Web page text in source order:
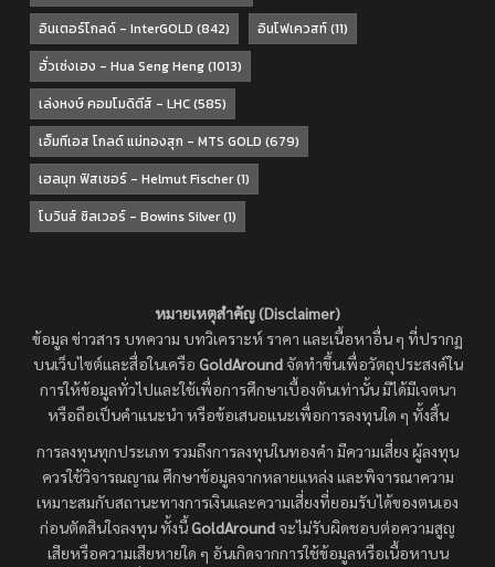
อินเตอร์โกลด์ - InterGOLD (842) อินโฟเควสท์(11)
ฮั่วเซ่งเฮง - Hua Seng Heng(1013)
เล่งหงษ์ คอมโมดิตีส์ - LHC(585)
เอ็มทีเอส โกลด์ แม่ทองสุก - MTS GOLD (679)
เฮลมุท ฟิสเชอร์ - Helmut Fischer(1)
โบวินส์ ซิลเวอร์ - Bowins Silver(1)
หมายเหตุสำคัญ (Disclaimer)
ข้อมูล ข่าวสาร บทความ บทวิเคราะห์ ราคา และเนื้อหาอื่น ๆ ที่ปรากฏ
บนเว็บไซต์และสื่อในเครือ GoldAroundจัดทำขึ้นเพื่อวัตถุประสงค์ใน
การให้ข้อมูลทั่วไปและใช้เพื่อการศึกษาเบื้องต้นเท่านั้น มิได้มีเจตนา
หรือถือเป็นคำแนะนำ หรือข้อเสนอแนะเพื่อการลงทุนใด ๆ ทั้งสิ้น
การลงทุนทุกประเภท รวมถึงการลงทุนในทองคำ มีความเสี่ยง ผู้ลงทุน
ควรใช้วิจารณญาณ ศึกษาข้อมูลจากหลายแหล่ง และพิจารณาความ
เหมาะสมกับสถานะทางการเงินและความเสี่ยงที่ยอมรับได้ของตนเอง
ก่อนตัดสินใจลงทุน ทั้งนี้GoldAround จะไม่รับผิดชอบต่อความสูญ
เสียหรือความเสียหายใด ๆ อันเกิดจากการใช้ข้อมูลหรือเนื้อหาบน